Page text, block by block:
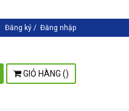
Đăng ký / Đăng nhập
GIỎ HÀNG ()